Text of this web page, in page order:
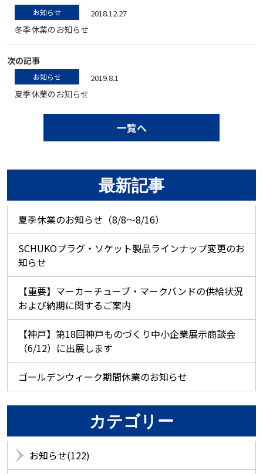
お知らせ 2018.12.27
冬季休業のお知らせ
次の記事
お知らせ 2019.8.1
夏季休業のお知らせ
一覧へ
最新記事
夏季休業のお知らせ（8/8～8/16）
SCHUKOプラグ・ソケット製品ラインナップ変更のお
知らせ
【重要】マーカーチューブ・マークバンドの供給状況
および納期に関するご案内
【神戸】第18回神戸ものづくり中小企業展示商談会
（6/12）に出展します
ゴールデンウィーク期間休業のお知らせ
カテゴリー
お知らせ(122)